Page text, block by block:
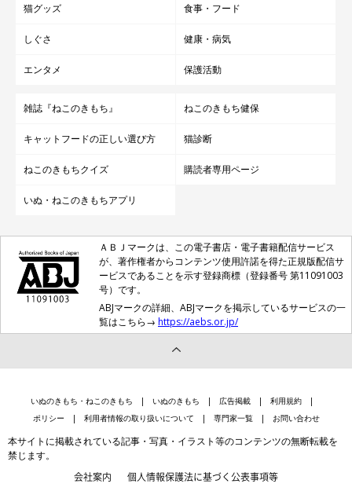
猫グッズ 食事・フード
しぐさ 健康・病気
エンタメ 保護活動
雑誌『ねこのきもち』 ねこのきもち健保
キャットフードの正しい選び方 猫診断
ねこのきもちクイズ 購読者専用ページ
いぬ・ねこのきもちアプリ
ＡＢＪマークは、この電子書店・電子書籍配信サービス
が、著作権者からコンテンツ使用許諾を得た正規版配信サ
ービスであることを示す登録商標（登録番号 第11091003
号）です。
ABJマークの詳細、ABJマークを掲示しているサービスの一
覧はこちら→ https://aebs.or.jp/
いぬのきもち・ねこのきもち いぬのきもち 広告掲載
利用規約
ポリシー
利用者情報の取り扱いについて 専門家一覧 お問い合わせ
本サイトに掲載されている記事・写真・イラスト等のコンテンツの無断転載を
禁じます。
会社案内 個人情報保護法に基づく公表事項等